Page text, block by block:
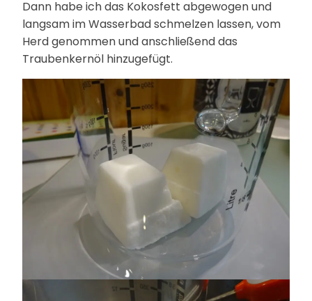
Dann habe ich das Kokosfett abgewogen und
langsam im Wasserbad schmelzen lassen, vom
Herd genommen und anschließend das
Traubenkernöl hinzugefügt.